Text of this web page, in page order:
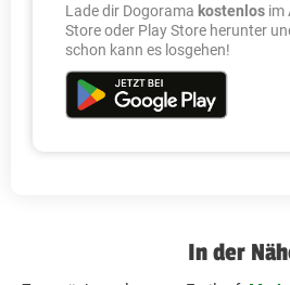
Lade dir Dogorama kostenlos im
Store oder Play Store herunter
schon kann es losgehen!
In der